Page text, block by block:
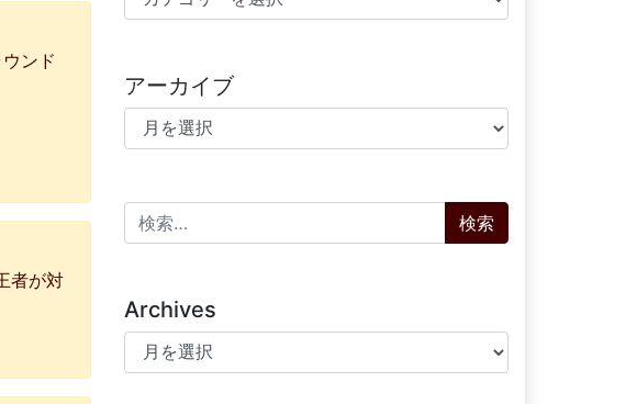
ンド
者が対
アーカイブ
アーカイブ
検索:
Archives
Archives